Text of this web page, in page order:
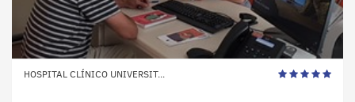
HOSPITAL CLÍNICO UNIVERSIT...